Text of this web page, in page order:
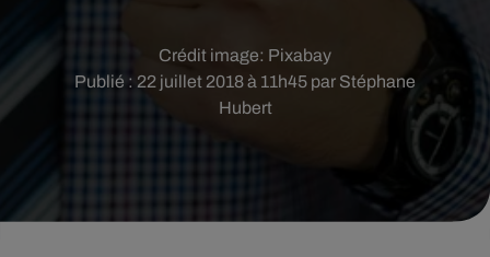
Publié : 22 juillet 2018 à 11h45 par Stéphane
Hubert
Crédit image: Pixabay